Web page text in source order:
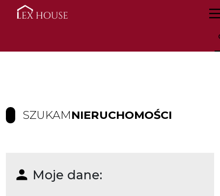
SZUKAMNIERUCHOMOŚCI
Moje dane: